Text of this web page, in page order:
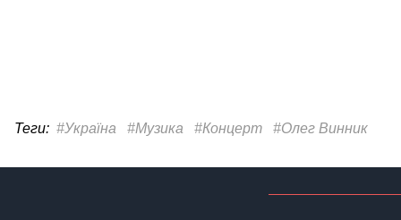
Теги: #Україна #Музика #Концерт #Олег Винник